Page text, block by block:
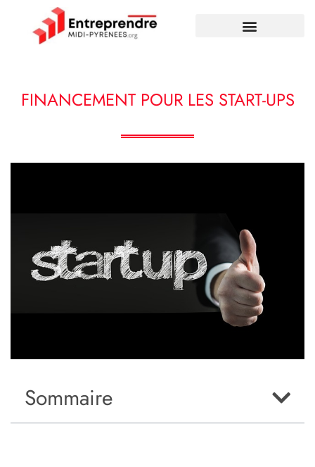
FINANCEMENT POUR LES START-UPS
Sommaire